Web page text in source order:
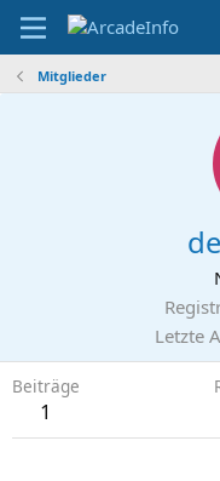
Mitglieder
Letzte
Beiträge
1